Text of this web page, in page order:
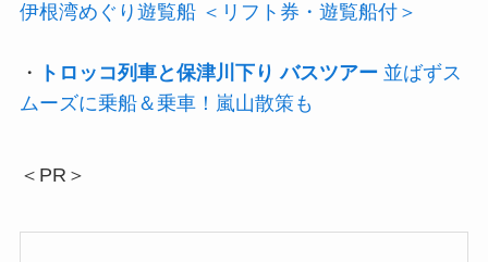
伊根湾めぐり遊覧船 ＜リフト券・遊覧船付＞
・ トロッコ列車と保津川下り バスツアー 並ばずス
ムーズに乗船＆乗車！嵐山散策も
＜PR＞